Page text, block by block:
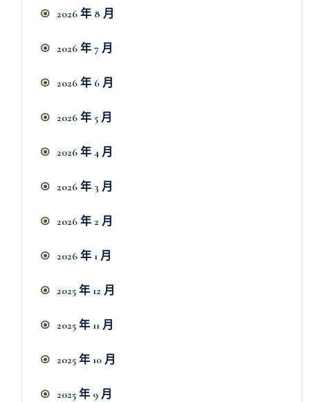
2026 年 8 月
2026 年 7 月
2026 年 6 月
2026 年 5 月
2026 年 4 月
2026 年 3 月
2026 年 2 月
2026 年 1 月
2025 年 12 月
2025 年 11 月
2025 年 10 月
2025 年 9 月